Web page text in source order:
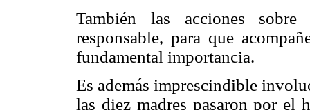
También las acciones
responsable, para que
fundamental importancia.
Es además imprescindible
las diez madres pasaron por el